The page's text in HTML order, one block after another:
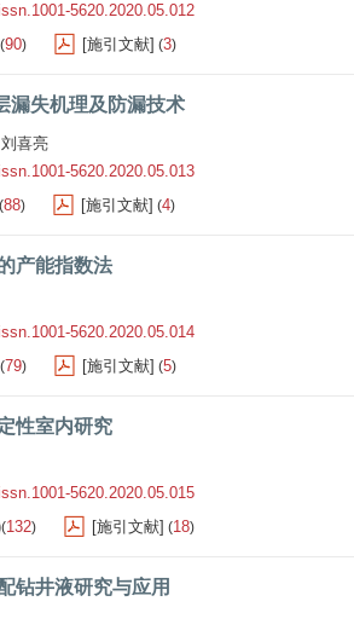
5620.2020.05.012
(90) [施引文献] (3)
漏失机理及防漏技术
刘喜亮
5620.2020.05.013
(88) [施引文献] (4)
产能指数法
5620.2020.05.014
(79) [施引文献] (5)
性室内研究
5620.2020.05.015
(132) [施引文献] (18)
钻井液研究与应用